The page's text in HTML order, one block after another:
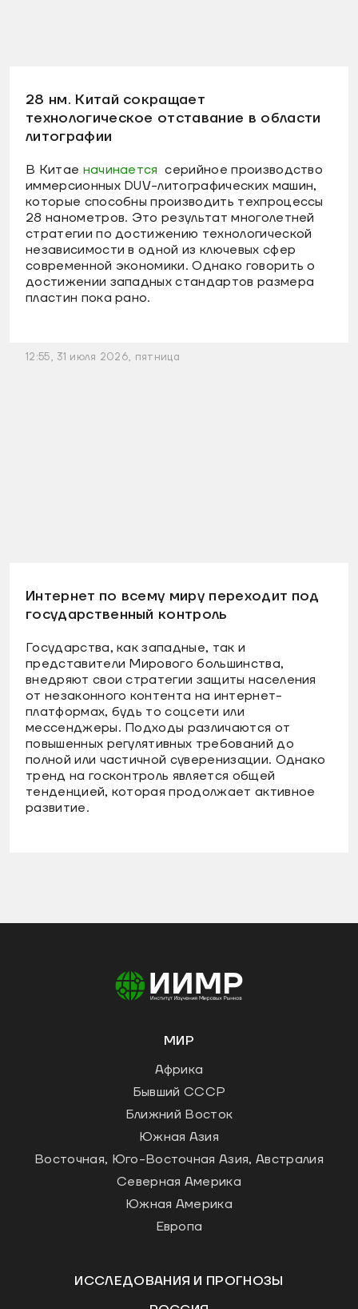
28 нм. Китай сокращает
технологическое отставание в области
литографии
В Китае начинается серийное производство
иммерсионных DUV-литографических машин,
которые способны производить техпроцессы
28 нанометров. Это результат многолетней
стратегии по достижению технологической
независимости в одной из ключевых сфер
современной экономики. Однако говорить о
достижении западных стандартов размера
пластин пока рано.
12:55, 31 июля 2026, пятница
Интернет по всему миру переходит под
государственный контроль
Государства, как западные, так и
представители Мирового большинства,
внедряют свои стратегии защиты населения
от незаконного контента на интернет-
платформах, будь то соцсети или
мессенджеры. Подходы различаются от
повышенных регулятивных требований до
полной или частичной суверенизации. Однако
тренд на госконтроль является общей
тенденцией, которая продолжает активное
развитие.
МИР
Африка
Бывший СССР
Ближний Восток
Южная Азия
Восточная, Юго-Восточная Азия, Австралия
Северная Америка
Южная Америка
Европа
ИССЛЕДОВАНИЯ И ПРОГНОЗЫ